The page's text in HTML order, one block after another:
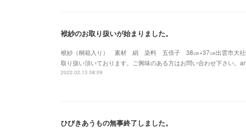
袱紗のお取り扱いが始まりました。
袱紗（桐箱入り） 素材 絹 染料 五倍子 38㎝×37㎝出雲市大社
取り扱い頂いております。ご興味のある方はお問い合わせ下さい。
2022.02.13 08:09
ひびきあうもの無事終了しました。